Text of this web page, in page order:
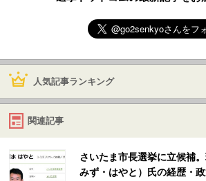
人気記事ランキング
関連記事
さいたま市長選挙に立候補
みず・はやと）氏の経歴・政